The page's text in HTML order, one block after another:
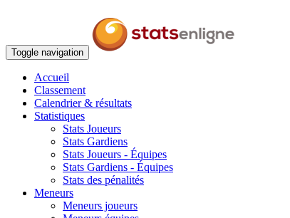
Toggle navigation
Accueil
Classement
Calendrier & résultats
Statistiques
Stats Joueurs
Stats Gardiens
Stats Joueurs - Équipes
Stats Gardiens - Équipes
Stats des pénalités
Meneurs
Meneurs joueurs